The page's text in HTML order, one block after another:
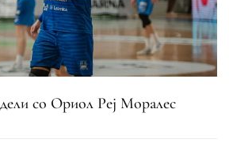
со Ориол Реј Моралес